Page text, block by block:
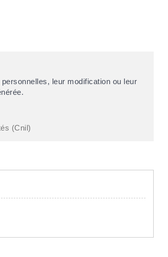
leur modification ou leur
(Cnil)